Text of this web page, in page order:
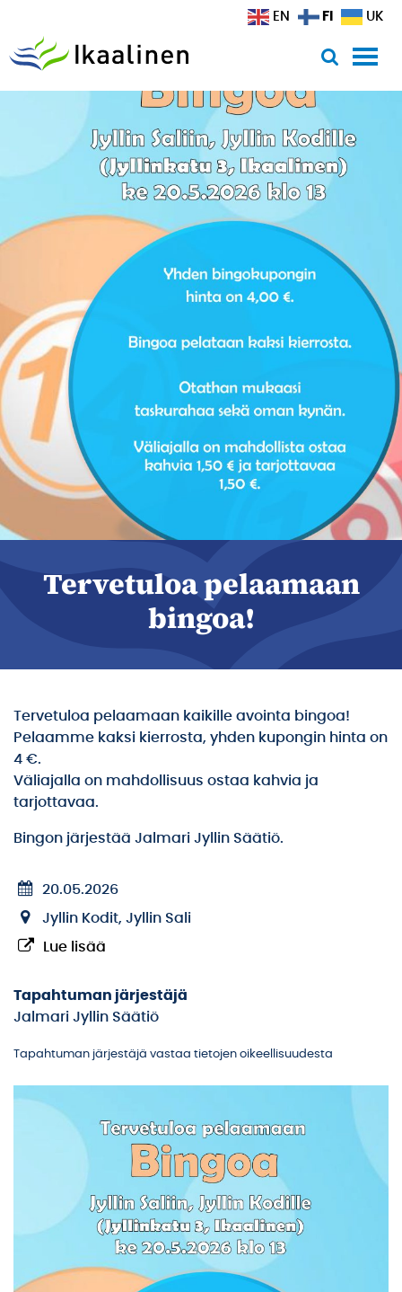
Tervetuloa pelaamaan
bingoa!
Tervetuloa pelaamaan kaikille avointa bingoa!
Pelaamme kaksi kierrosta, yhden kupongin hinta on
4 €.
Väliajalla on mahdollisuus ostaa kahvia ja
tarjottavaa.
Bingon järjestää Jalmari Jyllin Säätiö.
20.05.2026
Jyllin Kodit, Jyllin Sali
Lue lisää
Tapahtuman järjestäjä
Jalmari Jyllin Säätiö
Tapahtuman järjestäjä vastaa tietojen oikeellisuudesta
EN FI UK